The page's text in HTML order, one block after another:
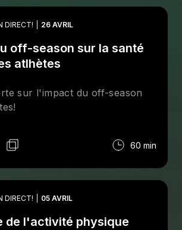
DIRECT! 26 AVRIL
off-season sur la santé
atlhètes
sur l'impact du off-season
60 min
DIRECT! 05 AVRIL
de l'activité physique